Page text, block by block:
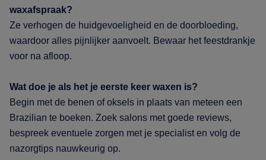
waxafspraak?
Ze verhogen de huidgevoeligheid en de doorbloeding,
waardoor alles pijnlijker aanvoelt. Bewaar het feestdrankje
voor na afloop.
Wat doe je als het je eerste keer waxen is?
Begin met de benen of oksels in plaats van meteen een
Brazilian te boeken. Zoek salons met goede reviews,
bespreek eventuele zorgen met je specialist en volg de
nazorgtips nauwkeurig op.